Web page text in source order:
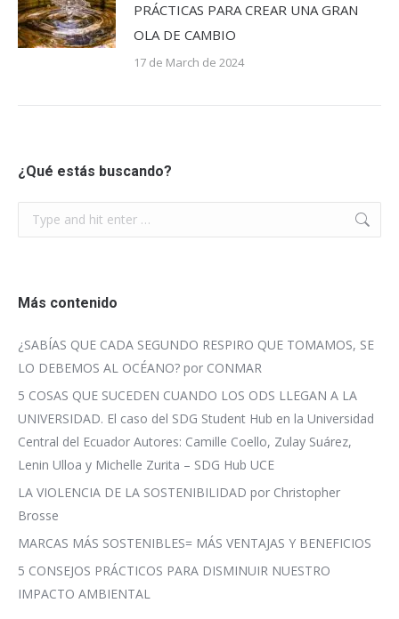
PRÁCTICAS PARA CREAR UNA GRAN
OLA DE CAMBIO
17 de March de 2024
¿Qué estás buscando?
Search:
Más contenido
¿SABÍAS QUE CADA SEGUNDO RESPIRO QUE TOMAMOS, SE
LO DEBEMOS AL OCÉANO? por CONMAR
5 COSAS QUE SUCEDEN CUANDO LOS ODS LLEGAN A LA
UNIVERSIDAD. El caso del SDG Student Hub en la Universidad
Central del Ecuador Autores: Camille Coello, Zulay Suárez,
Lenin Ulloa y Michelle Zurita – SDG Hub UCE
LA VIOLENCIA DE LA SOSTENIBILIDAD por Christopher
Brosse
MARCAS MÁS SOSTENIBLES= MÁS VENTAJAS Y BENEFICIOS
5 CONSEJOS PRÁCTICOS PARA DISMINUIR NUESTRO
IMPACTO AMBIENTAL